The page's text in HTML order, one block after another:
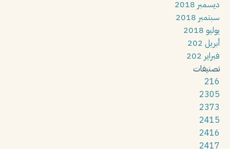
ديسمبر 2018
سبتمبر 2018
يوليو 2018
أبريل 202
فبراير 202
تصنيفات
216
2305
2373
2415
2416
2417